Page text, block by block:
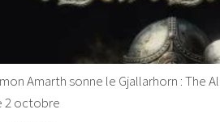
Amarth sonne le Gjallarhorn : The
2 octobre